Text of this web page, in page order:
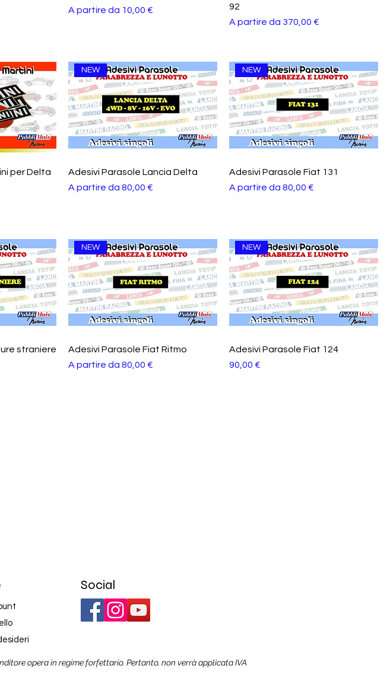
A partire da 10,00 €
Prezzo scontato
92
A partire da 370,00 €
Prezzo scontato
per Delta
NEW
Adesivi Parasole Lancia Delta
A partire da 80,00 €
Prezzo scontato
NEW
Adesivi Parasole Fiat 131
A partire da 80,00 €
Prezzo scontato
straniere
NEW
Adesivi Parasole Fiat Ritmo
A partire da 80,00 €
Prezzo scontato
NEW
Adesivi Parasole Fiat 124
Prezzo
90,00 €
Social
opera in regime forfettario. Pertanto, non verrà applicata IVA